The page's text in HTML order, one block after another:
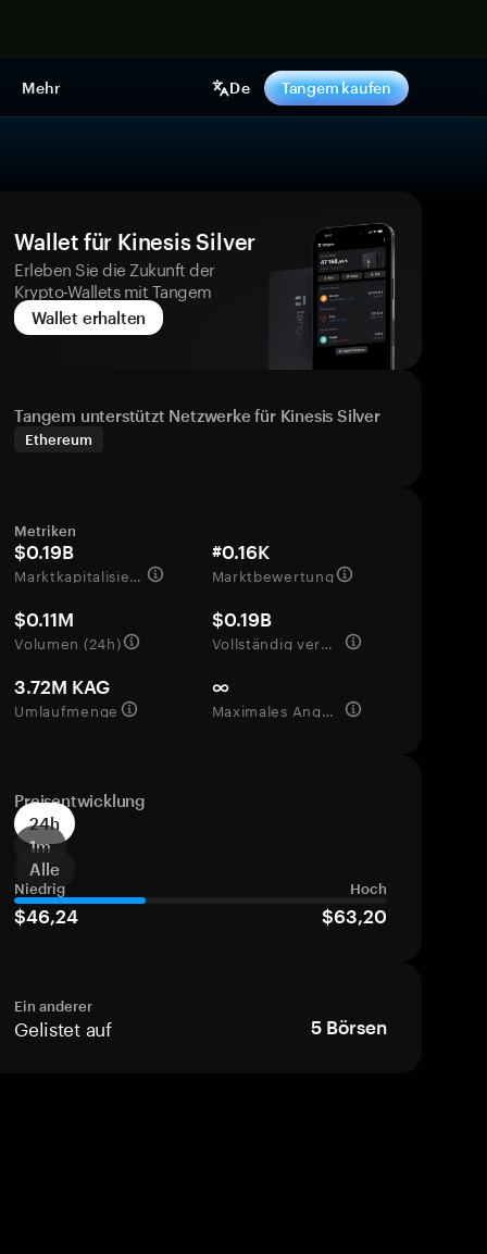
Mehr De Tangem kaufen
Wallet für Kinesis Silver
Erleben Sie die Zukunft der
Krypto-Wallets mit Tangem
Wallet erhalten
Tangem unterstützt Netzwerke für Kinesis Silver
Ethereum
Metriken
$0.19B
Marktkapitalisierung
#0.16K
Marktbewertung
$0.11M
Volumen (24h)
$0.19B
Vollständig verwässerte Bewertung
3.72M KAG
Umlaufmenge
∞
Maximales Angebot
Preisentwicklung
24h
1m
Alle
Niedrig Hoch
$46,24 $63,20
Ein anderer
Gelistet auf 5 Börsen